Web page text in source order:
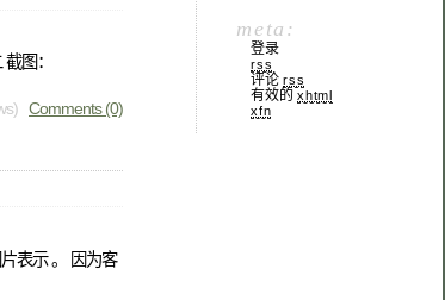
图：
Comments (0)
表示 。 因为客
meta:
登录
rss
评论 rss
有效的 xhtml
xfn